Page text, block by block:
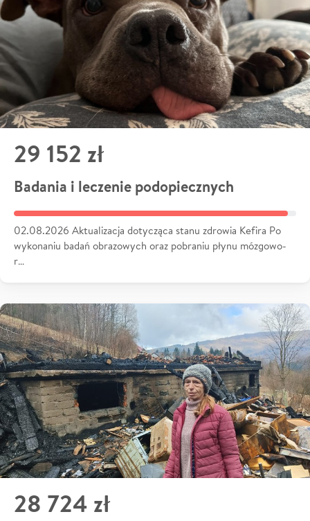
29 152 zł
Badania i leczenie podopiecznych
02.08.2026 Aktualizacja dotycząca stanu zdrowia Kefira Po
wykonaniu badań obrazowych oraz pobraniu płynu mózgowo-
r…
28 724 zł